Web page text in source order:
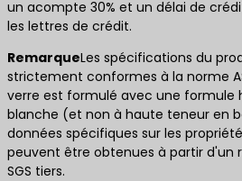
un acompte 30% et un délai de
les lettres de crédit.
RemarqueLes spécifications du
strictement conformes à la norme
verre est formulé avec une formule
blanche (et non à haute teneur en
données spécifiques sur les
peuvent être obtenues à partir d'un
SGS tiers.